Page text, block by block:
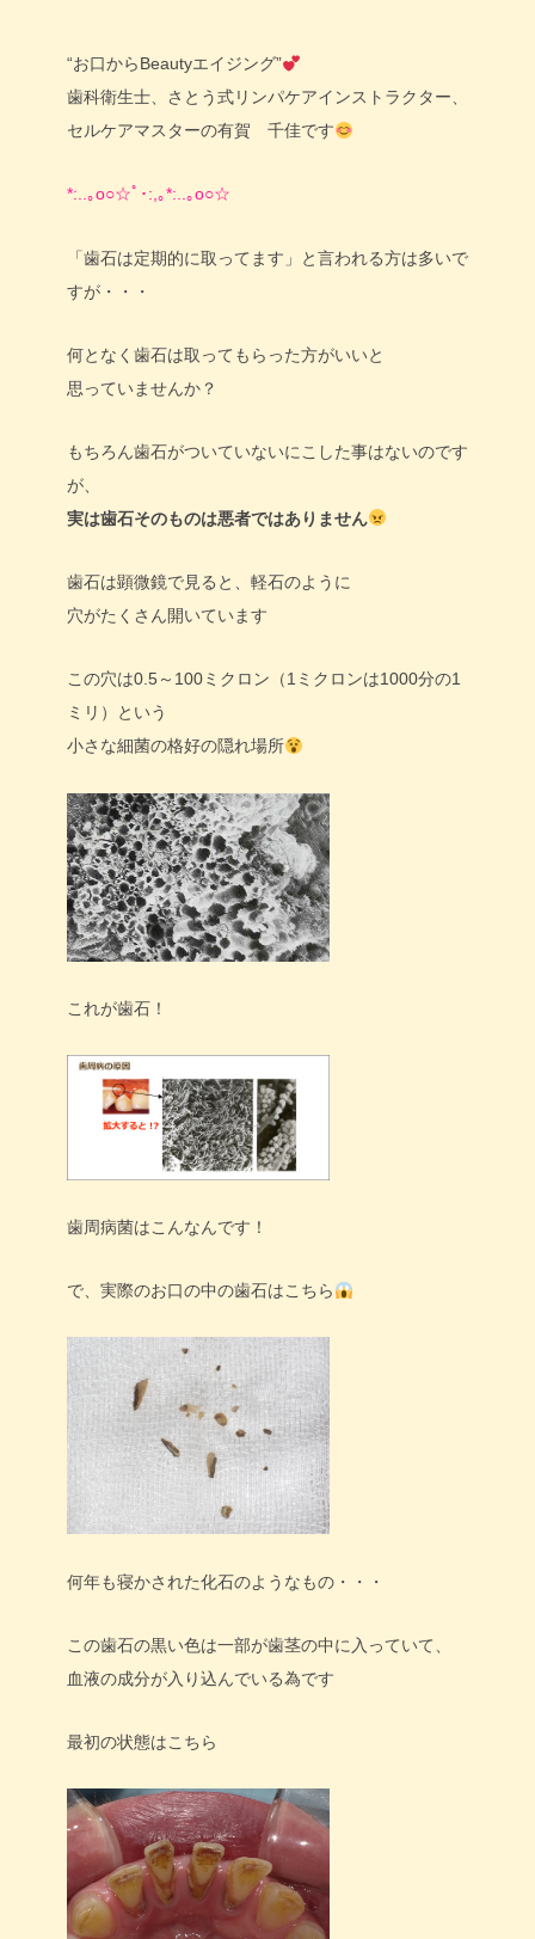
“お口からBeautyエイジング”
歯科衛生士、さとう式リンパケアインストラクター、
セルケアマスターの有賀 千佳です
*:..｡o○☆ﾟ･:,｡*:..｡o○☆
「歯石は定期的に取ってます」と言われる方は多いで
すが・・・
何となく歯石は取ってもらった方がいいと
思っていませんか？
もちろん歯石がついていないにこした事はないのです
が、
実は歯石そのものは悪者ではありません
歯石は顕微鏡で見ると、軽石のように
穴がたくさん開いています
この穴は0.5～100ミクロン（1ミクロンは1000分の1
ミリ）という
小さな細菌の格好の隠れ場所
これが歯石！
歯周病菌はこんなんです！
で、実際のお口の中の歯石はこちら
何年も寝かされた化石のようなもの・・・
この歯石の黒い色は一部が歯茎の中に入っていて、
血液の成分が入り込んでいる為です
最初の状態はこちら